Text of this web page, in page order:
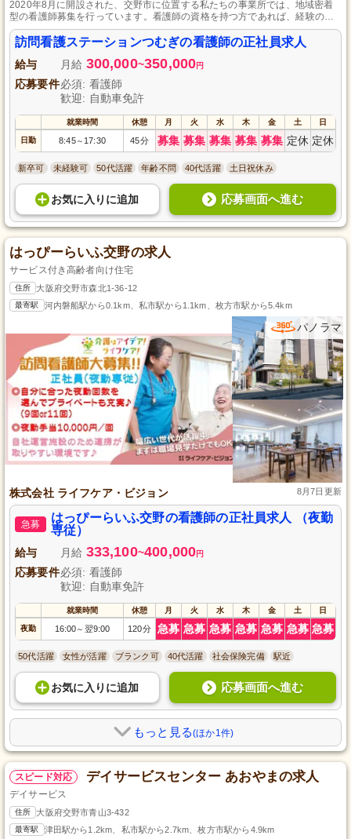
2020年8月に開設された、交野市に位置する私たちの事業所では、地域密着
型の看護師募集を行っています。看護師の資格を持つ方であれば、経験の有
無に関わらず歓迎し、未経験の方も安心して始められるよう研修制度を整え
ております。土日祝の休みがあり、社会保険完備で長期にわたり安定して働
ける環境をご用意しています。地元で愛される事業所で、やりがいのある看
護の仕事を始めてみませんか。
訪問看護ステーションつむぎの看護師の正社員求人
給与 月給 300,000~350,000円
応募要件必須: 看護師
歓迎: 自動車免許
就業時間 休憩 月 火 水 木 金 土 日
日勤 8:45～ 17:30 45分 募集 募集 募集 募集 募集 定休 定休
新卒可 未経験可 50代活躍 年齢不問 40代活躍 土日祝休み
お気に入り に追加 応募画面へ進む
はっぴーらいふ交野の求人
サービス付き高齢者向け住宅
住所 大阪府交野市森北1-36-12
最寄駅 河内磐船駅から0.1km、私市駅から1.1km、枚方市駅から5.4km
パノラマ
株式会社 ライフケア・ビジョン 8月7日更新
急募
はっぴーらいふ交野の看護師の正社員求人 （夜勤
専従）
給与 月給 333,100~400,000円
応募要件必須: 看護師
歓迎: 自動車免許
就業時間 休憩 月 火 水 木 金 土 日
夜勤 16:00～ 翌9:00 120分 急募 急募 急募 急募 急募 急募 急募
50代活躍 女性が活躍 ブランク可 40代活躍 社会保険完備 駅近
お気に入り に追加 応募画面へ進む
もっと見る(ほか1件)
スピード対応 デイサービスセンター あおやまの求人
デイサービス
住所 大阪府交野市青山3-432
最寄駅 津田駅から1.2km、私市駅から2.7km、枚方市駅から4.9km